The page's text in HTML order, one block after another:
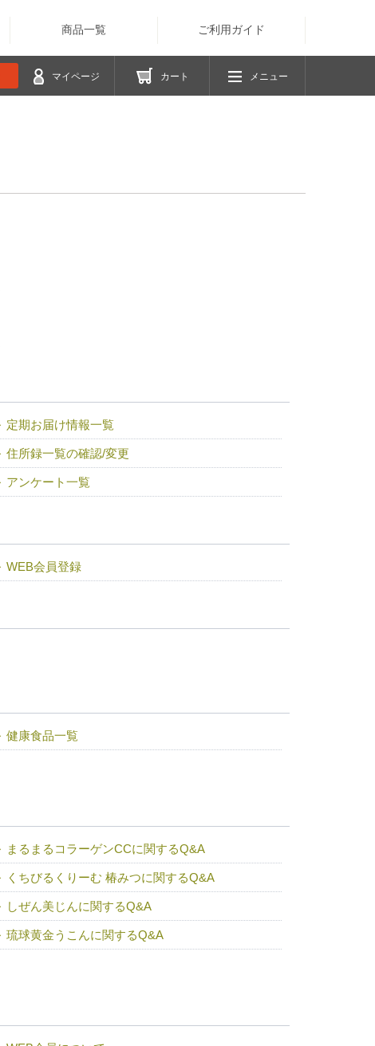
商品一覧 ご利用ガイド
マイページ カート メニュー
定期お届け情報一覧
住所録一覧の確認/変更
アンケート一覧
WEB会員登録
健康食品一覧
まるまるコラーゲンCCに関するQ&A
くちびるくりーむ 椿みつに関するQ&A
しぜん美じんに関するQ&A
琉球黄金うこんに関するQ&A